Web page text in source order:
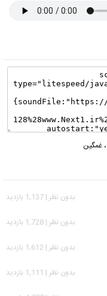
، غمگین
بدون نظر | 1,137 بازدید
بدون نظر | 1,728 بازدید
بدون نظر | 1,612 بازدید
بدون نظر | 1,111 بازدید